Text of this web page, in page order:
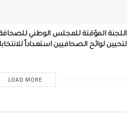
اللجنة المؤقتة للمجلس الوطني
لتحيين لوائح الصحافيين استعداداً
LOAD MORE